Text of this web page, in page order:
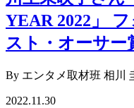
YEAR 2022」
スト・オーサー
By エンタメ取材班 相川
2022.11.30